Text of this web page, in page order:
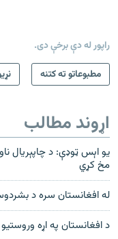
راپور له دې برخې دی.
مطبوعاتو ته کتنه
اړوند مطالب
یو اېس ټوډې: د چاپېریال
مخ کړي
له افغانستان سره د
د افغانستان په اړه